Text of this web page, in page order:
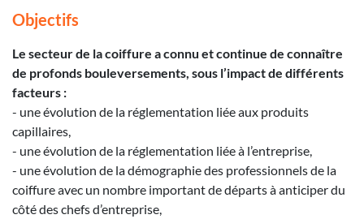
Objectifs
Le secteur de la coiffure a connu et continue de connaître
de profonds bouleversements, sous l’impact de différents
facteurs :
- une évolution de la réglementation liée aux produits
capillaires,
- une évolution de la réglementation liée à l’entreprise,
- une évolution de la démographie des professionnels de la
coiffure avec un nombre important de départs à anticiper du
côté des chefs d’entreprise,